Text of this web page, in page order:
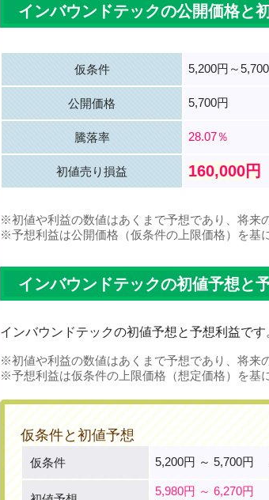
インバウンドテックの公開価格と
仮条件 5,200円～
公開価格 5,700円
騰落率 28.07％
初値売り損益 160,000円
※初値や利益の数値はあくまで予想であり、将来
※予想利益は公開価格（仮条件の上限価格）を基
インバウンドテックの初値予想と
インバウンドテックの初値予想と予想利益です
※初値や利益の数値はあくまで予想であり、将来
※予想利益は仮条件の上限価格（想定価格）を基
仮条件と初値予想
仮条件 5,200円 ～ 5,700円
5,980円 ～ 6,270円